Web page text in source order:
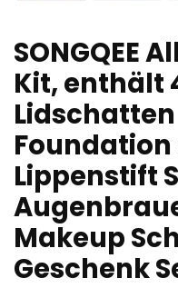
SONGQEE
Kit, enthält
Foundation
Lippenstift
Makeup
Geschenk